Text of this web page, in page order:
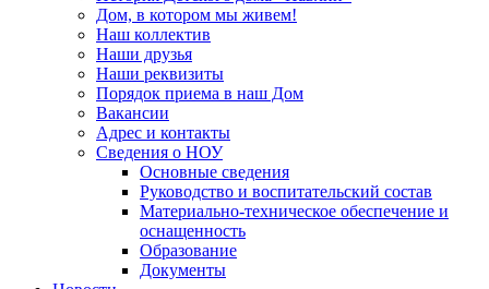
Дом, в котором мы живем!
Наш коллектив
Наши друзья
Наши реквизиты
Порядок приема в наш Дом
Вакансии
Адрес и контакты
Сведения о НОУ
Основные сведения
Руководство и воспитательский состав
Материально-техническое обеспечение и
оснащенность
Образование
Документы